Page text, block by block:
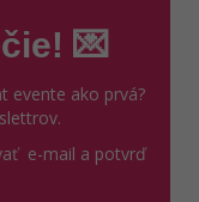
💌
evente ako prvá?
e-mail a potvrď